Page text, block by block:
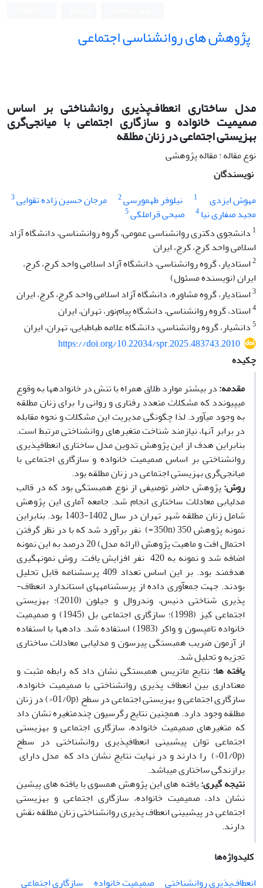
پژوهش های روانشناسی اجتماعی
مدل ساختاری انعطاف‌پذیری روانشناختی بر اساس
صمیمیت خانواده و سازگاری اجتماعی با میانجی‌گری
بهزیستی اجتماعی در زنان مطلقه
نوع مقاله : مقاله پژوهشی
نویسندگان
مهوش ایزدی
1 نیلوفر طهمورسی2 مرجان حسین زاده تقوایی3
مجید صفاری نیا4 صبحی قراملکی5
1 دانشجوی دکتری روانشناسی عمومی، گروه روانشناسی، دانشگاه آزاد
اسلامی واحد کرج، کرج، ایران
2استادیار، گروه‌ روانشناسی، دانشگاه آزاد اسلامی واحد کرج، کرج،
ایران (نویسنده مسئول)
3استادیار، گروه مشاوره، دانشگاه آزاد اسلامی واحد کرج، کرج، ایران
4استاد، گروه روانشناسی، دانشگاه پیام‌نور، تهران، ایران
5دانشیار، گروه روانشناسی، دانشگاه علامه طباطبایی، تهران، ایران
https://doi.org/10.22034/spr.2025.483743.2010
چکیده
مقدمه:در بیشتر موارد طلاق همراه با تنش در خانواده­ها به وقوع
می­پیوندد که مشکلات متعدد رفتاری و روانی را برای زنان مطلقه
به وجود می­آورد. لذا چگونگی مدیریت این مشکلات و نحوه مقابله
در برابر آنها، نیازمند شناخت متغیرهای روان­شناختی مرتبط است.
بنابراین هدف از این پژوهش تدوین مدل ساختاری انعطاف­پذیری
روانشناختی بر اساس صمیمیت ­خانواده و سازگاری اجتماعی با
میانجی‌گری بهزیستی اجتماعی در زنان مطلقه بود.
روش:پژوهش حاضر توصیفی از نوع همبستگی بود که در قالب
مدل­یابی معادلات ساختاری انجام شد. جامعه آماری این پژوهش
شامل زنان مطلقه شهر تهران در سال 1402-1403 بود. بنابراین
نمونه پژوهش 350 (350n=) نفر برآورد شد که با در نظر گرفتن
احتمال افت و ماهیت پژوهش (ارائه مدل) 20 درصد به این نمونه
اضافه شد و نمونه به 420 نفر افزایش یافت. روش نمونه­گیری
هدفمند بود. بر این اساس تعداد 409 پرسشنامه قابل تحلیل
بودند. جهت جمع­آوری داده از پرسشنامه­های استاندارد انعطاف­
پذیری شناختی دنیس، وندروال و جیلون (2010)؛ بهزیستی
اجتماعی کیز (1998)؛ سازگاری اجتماعی بل (1945) و صمیمیت
خانواده تامپسون و واکر (1983) استفاده شد. داده­ها با استفاده
از آزمون ضریب همبستگی پیرسون و مدل­یابی معادلات ساختاری
تجزیه و تحلیل شد.
یافته­ ها: نتایج ماتریس همبستگی نشان داد که رابطه مثبت و
معناداری بین انعطاف ­پذیری روانشناختی با صمیمیت ­خانواده،
سازگاری اجتماعی و بهزیستی اجتماعی در سطح (01/0p<) در زنان
مطلقه وجود دارد. همچنین نتایج رگرسیون چندمتغیره نشان داد
که متغیرهای صمیمیت خانواده، سازگاری اجتماعی و بهزیستی
اجتماعی توان پیش­بینی انعطاف­پذیری روانشناختی در سطح
(01/0p<) را دارند و در نهایت نتایج نشان داد که مدل دارای
برازندگی ساختاری می­باشد.
نتیجه­ گیری:یافته ­های این پژوهش همسوی با یافته ­های پیشین
نشان داد، صمیمیت خانواده، سازگاری اجتماعی و بهزیستی
اجتماعی در پیش­بینی انعطاف­ پذیری روانشناختی زنان مطلقه نقش
دارند.
کلیدواژه‌ها
انعطاف‌پذیری روانشناختی
صمیمیت خانواده
سازگاری اجتماعی